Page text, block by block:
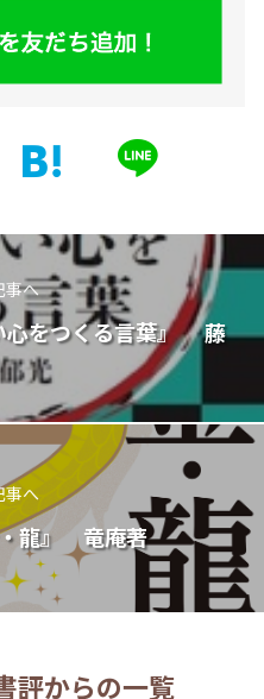
事へ
心をつくる言葉』 藤
事へ
龍』 竜庵著
評からの一覧